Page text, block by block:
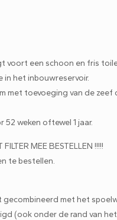
voort een schoon en fris
het inbouwreservoir.
met toevoeging van de zeef
52 weken oftewel 1 jaar.
MEE BESTELLEN !!!!!
te bestellen.
met het
(ook onder de rand van